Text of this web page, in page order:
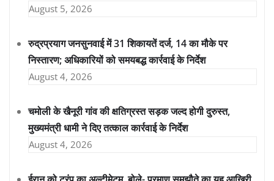
August 5, 2026
रुद्रप्रयाग जनसुनवाई में 31 शिकायतें दर्ज, 14 का मौके पर
निस्तारण; अधिकारियों को समयबद्ध कार्रवाई के निर्देश
August 4, 2026
चमोली के खैनूरी गांव की क्षतिग्रस्त सड़क जल्द होगी दुरुस्त,
मुख्यमंत्री धामी ने दिए तत्काल कार्रवाई के निर्देश
August 4, 2026